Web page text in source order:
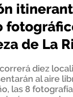
de La
diez
al aire
las 8